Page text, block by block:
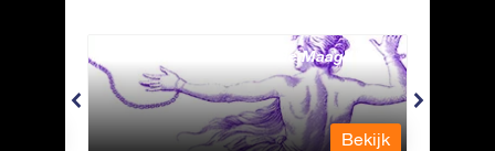
Andromeda - Geketende Maagd
Bekijk